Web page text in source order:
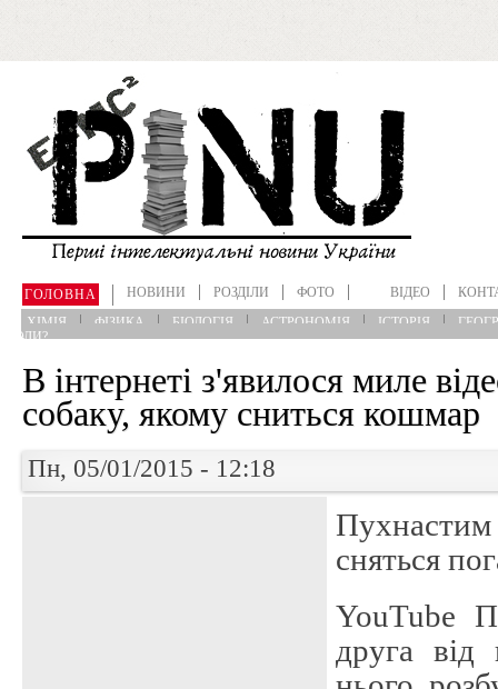
Перейти до основного матеріалу
ГОЛОВНА НОВИНИ
РОЗДІЛИ
ХІМІЯ
ФІЗИКА БІОЛОГІЯ АСТРОНОМІЯ ІСТОРІЯ
ФОТО ВІДЕО
В інтернеті з'явилося миле
собаку, якому сниться кошмар
Пн, 05/01/2015 - 12:18
сняться
YouTube
друга від